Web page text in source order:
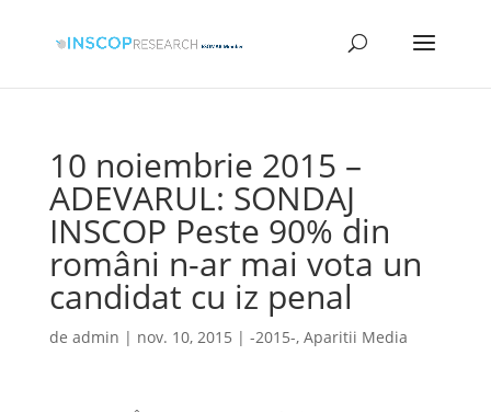
10 noiembrie 2015 –
ADEVARUL: SONDAJ
INSCOP Peste 90% din
români n-ar mai vota un
candidat cu iz penal
de admin | nov. 10, 2015 | -2015-, Aparitii Media